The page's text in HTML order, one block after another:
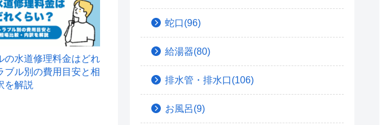
の水道修理料金はどれ
ブル別の費用目安と相
を解説
蛇口(96)
給湯器(80)
排水管・排水口(106)
お風呂(9)